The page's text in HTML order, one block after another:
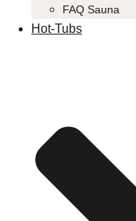
FAQ Sauna
Hot-Tubs